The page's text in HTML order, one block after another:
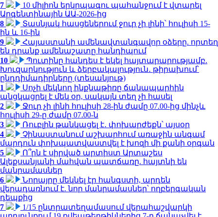
7
10 միլիոն երկրպագու պահանջում է վտարել
Արգենտինային ԱԱ-2026-ից
8
Տասնյակ հասցեներում ջուր չի լինի՝ հուլիսի 15-
ին և 16-ին
9
Հայաստանի ամենավտանգավոր օձերը. որտեղ
են դրանք ամենաշատը հանդիպում
10
Պուտինը հանդես է եկել հայտարարությամբ.
Խուզարկություն և ձերբակալություն․ թիրախում՝
ընդդիմադիրները (տեսանյութ)
1
Սոչի մեկնող ինքնաթիռը ճանապարհին
անցկացրել է մեկ օր, սակայն տեղ չի հասել
2
Ջուր չի լինի հուլիսի 28-ին ժամը 07.00-ից մինչև
հուլիսի 29-ը ժամը 07.00-ն
3
Ռուբլին թանկացել է․ փոխարժեքն՝ այսօր
4
Չինաստանում աշխարհում առաջին անգամ
մարդուն փոխպատվաստվել է խոզի մի քանի օրգան
5
Ո՞րն է սիրված արտիստ Արտաշես
Ալեքսանյանի մահվան պատճառը. հայտնի են
մանրամասներ
6
Նորայրը մեկնել էր հանգստի, արդեն
վերադառնում է. նոր մանրամասներ՝ ողբերգական
դեպքից
7
1/15 ընտրատեղամասում վերահաշվարկի